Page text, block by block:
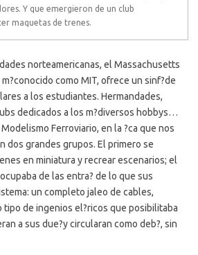
Y que emergieron de un club
maquetas de trenes.
norteamericanas, el Massachusetts
como MIT, ofrece un sinf?de
a los estudiantes. Hermandades,
dedicados a los m?diversos hobbys…
Ferroviario, en la ?ca que nos
dos grandes grupos. El primero se
en miniatura y recrear escenarios; el
de las entra? de lo que sus
un completo jaleo de cables,
de ingenios el?ricos que posibilitaba
a sus due?y circularan como deb?, sin